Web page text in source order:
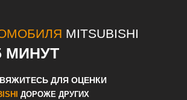
MITSUBISHI
МИНУТ
ДЛЯ ОЦЕНКИ
ДОРОЖЕ ДРУГИХ